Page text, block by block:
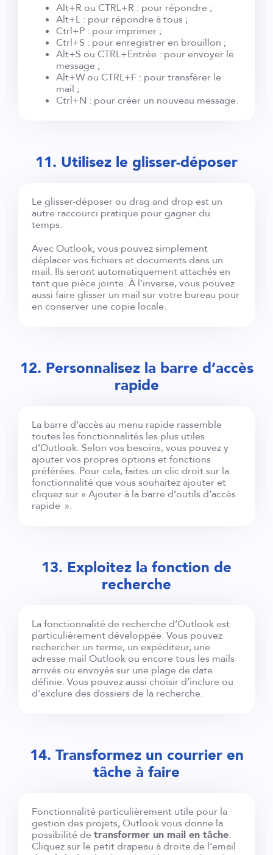
Alt+R ou CTRL+R : pour répondre ;
Alt+L : pour répondre à tous ;
Ctrl+P : pour imprimer ;
Ctrl+S : pour enregistrer en brouillon ;
Alt+S ou CTRL+Entrée : pour envoyer le
message ;
Alt+W ou CTRL+F : pour transférer le
mail ;
Ctrl+N : pour créer un nouveau message.
11. Utilisez le glisser-déposer
Le glisser-déposer ou drag and drop est un
autre raccourci pratique pour gagner du
temps.
Avec Outlook, vous pouvez simplement
déplacer vos fichiers et documents dans un
mail. Ils seront automatiquement attachés en
tant que pièce jointe. À l’inverse, vous pouvez
aussi faire glisser un mail sur votre bureau pour
en conserver une copie locale.
12. Personnalisez la barre d’accès
rapide
La barre d’accès au menu rapide rassemble
toutes les fonctionnalités les plus utiles
d’Outlook. Selon vos besoins, vous pouvez y
ajouter vos propres options et fonctions
préférées. Pour cela, faites un clic droit sur la
fonctionnalité que vous souhaitez ajouter et
cliquez sur « Ajouter à la barre d’outils d’accès
rapide ».
13. Exploitez la fonction de
recherche
La fonctionnalité de recherche d’Outlook est
particulièrement développée. Vous pouvez
rechercher un terme, un expéditeur, une
adresse mail Outlook ou encore tous les mails
arrivés ou envoyés sur une plage de date
définie. Vous pouvez aussi choisir d’inclure ou
d’exclure des dossiers de la recherche.
14. Transformez un courrier en
tâche à faire
Fonctionnalité particulièrement utile pour la
gestion des projets, Outlook vous donne la
possibilité de transformer un mail en tâche.
Cliquez sur le petit drapeau à droite de l’email